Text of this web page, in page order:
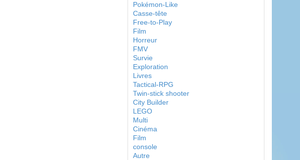
Pokémon-Like
Casse-tête
Free-to-Play
Film
Horreur
FMV
Survie
Exploration
Livres
Tactical-RPG
Twin-stick shooter
City Builder
LEGO
Multi
Cinéma
Film
console
Autre